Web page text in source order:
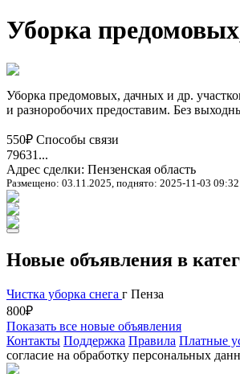
Уборка
Уборка предомовых, дачных и др.
и разноробочих предоставим. Без
550₽ Способы связи
79631...
Адрес сделки: Пензенская область
Размещено: 03.11.2025, поднято: 2025-11-03
Новые объявления в
Чистка уборка снега г Пенза
800₽
Показать все новые объявления
Контакты Поддержка Правила Платные
согласие на обработку персональных